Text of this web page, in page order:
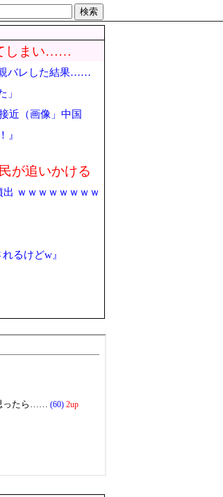
検索
しまい……
親バレした結果……
」
近（画像」中国
』
が追いかける
ｗｗｗｗｗｗｗｗ
るけどw』
げ